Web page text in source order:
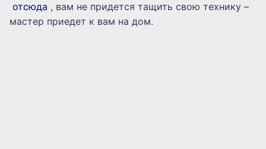
отсюда , вам не придется тащить свою технику –
мастер приедет к вам на дом.